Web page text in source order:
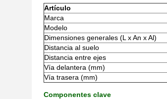
Artículo
Marca
Modelo
Dimensiones generales (L x An x Al)
Distancia al suelo
Distancia entre ejes
Vía delantera (mm)
Vía trasera (mm)
Componentes clave